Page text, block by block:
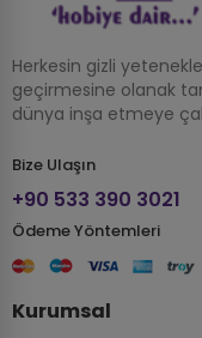
Herkesin gizli
geçirmesine olanak
dünya inşa etmeye
Bize Ulaşın
+90 533 390 3021
Ödeme Yöntemleri
Kurumsal